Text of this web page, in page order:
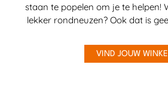
staan te popelen om je te helpen!
lekker rondneuzen? Ook dat is
VIND JOUW